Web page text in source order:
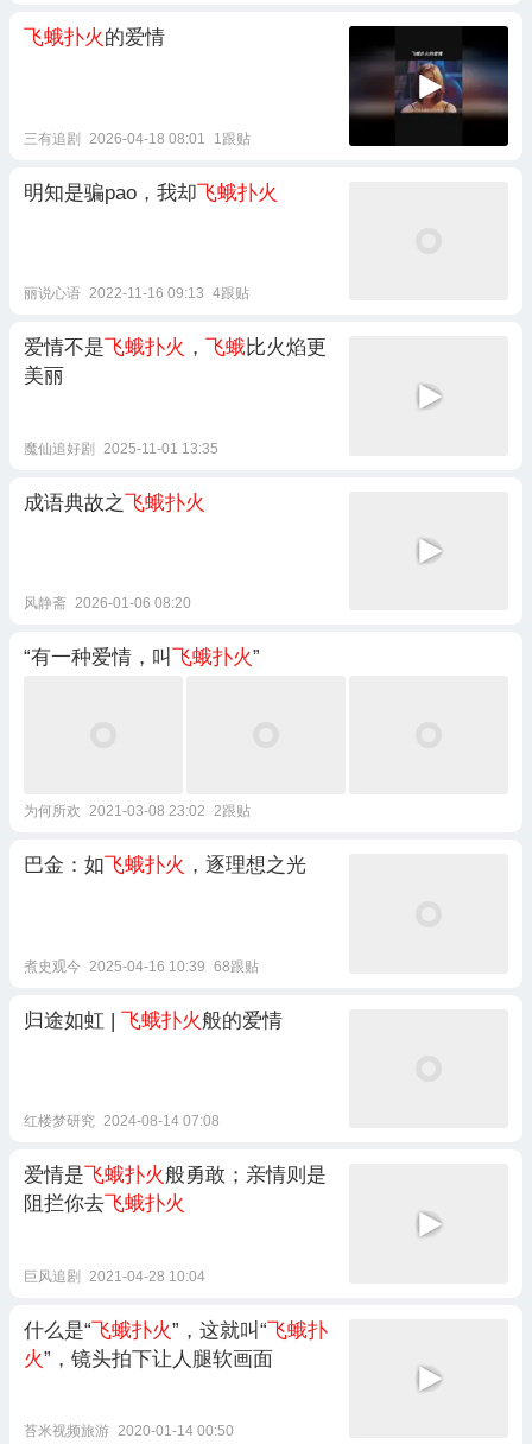
飞蛾扑火的爱情
三有追剧 2026-04-18 08:01 1跟贴
明知是骗pao，我却飞蛾扑火
丽说心语 2022-11-16 09:13 4跟贴
爱情不是飞蛾扑火 ， 飞蛾比火焰更
美丽
魔仙追好剧 2025-11-01 13:35
成语典故之飞蛾扑火
风静斋 2026-01-06 08:20
“有一种爱情，叫飞蛾扑火”
为何所欢 2021-03-08 23:02 2跟贴
巴金：如 飞蛾扑火 ，逐理想之光
煮史观今 2025-04-16 10:39 68跟贴
归途如虹 | 飞蛾扑火般的爱情
红楼梦研究 2024-08-14 07:08
爱情是飞蛾扑火般勇敢；亲情则是
阻拦你去飞蛾扑火
巨风追剧 2021-04-28 10:04
什么是“飞蛾扑火”，这就叫“飞蛾扑
火”，镜头拍下让人腿软画面
苔米视频旅游 2020-01-14 00:50